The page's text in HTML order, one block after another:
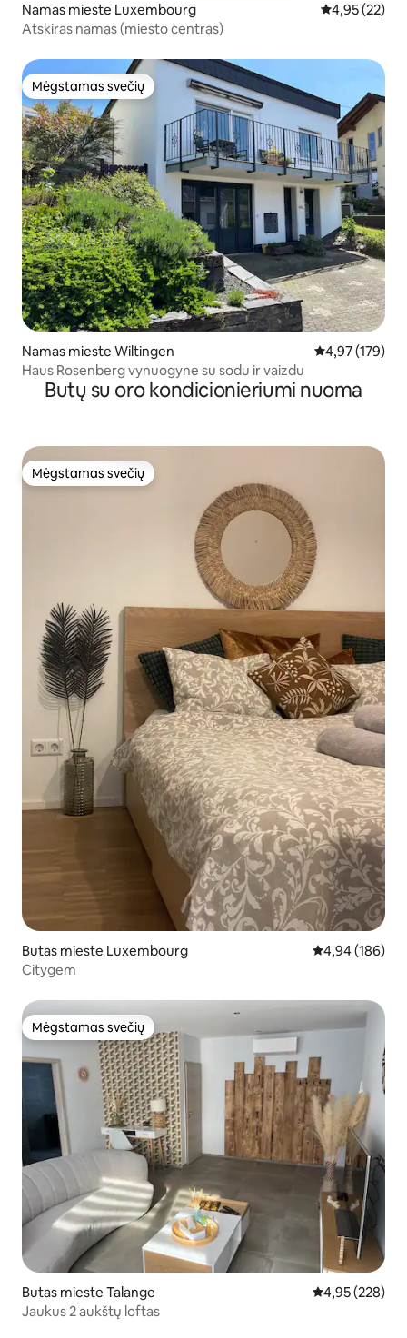
Namas mieste Luxembourg Vidutinis
4,95 (22)
Atskiras namas (miesto centras)
Mėgstamas svečių
Mėgstamas svečių
Namas mieste Wiltingen Vidutinis
4,97 (179)
Haus Rosenberg vynuogyne su sodu ir vaizdu
Butų su oro kondicionieriumi nuoma
Mėgstamas svečių
Mėgstamas svečių
Butas mieste Luxembourg Vidutinis
4,94 (186)
Citygem
Mėgstamas svečių
Mėgstamas svečių
Butas mieste Talange Vidutinis
4,95 (228)
Jaukus 2 aukštų loftas